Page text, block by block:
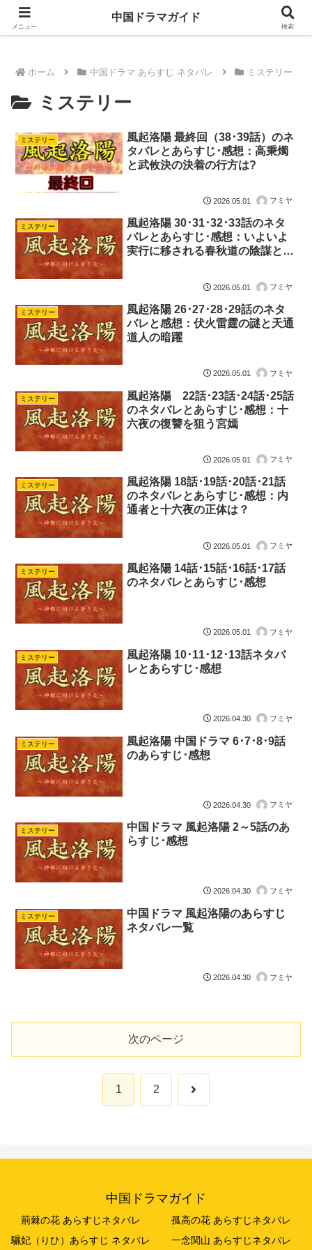
ドラマは歴史を知るともっと面白い！
ホーム 中国ドラマ あらすじ ネタバレ ミステリー
ミステリー
ミステリー
風起洛陽 最終回（38･39話）のネ
タバレとあらすじ･感想：高秉燭
と武攸決の決着の行方は?
2026.05.01 フミヤ
ミステリー
風起洛陽 30･31･32･33話のネタ
バレとあらすじ･感想：いよいよ
実行に移される春秋道の陰謀と
2026.05.01 フミヤ
ミステリー
風起洛陽 26･27･28･29話のネタ
バレと感想：伏火雷霆の謎と天通
道人の暗躍
2026.05.01 フミヤ
ミステリー
風起洛陽 22話･23話･24話･25話
のネタバレとあらすじ･感想：十
六夜の復讐を狙う宮嫣
2026.05.01 フミヤ
ミステリー
風起洛陽 18話･19話･20話･21話
のネタバレとあらすじ･感想：内
通者と十六夜の正体は？
2026.05.01 フミヤ
ミステリー
風起洛陽 14話･15話･16話･17話
のネタバレとあらすじ･感想
2026.05.01 フミヤ
ミステリー
風起洛陽 10･11･12･13話ネタバ
レとあらすじ･感想
2026.04.30 フミヤ
ミステリー
風起洛陽 中国ドラマ 6･7･8･9話
のあらすじ･感想
2026.04.30 フミヤ
ミステリー
中国ドラマ 風起洛陽 2～5話のあ
らすじ･感想
2026.04.30 フミヤ
ミステリー
中国ドラマ 風起洛陽のあらすじ
ネタバレ一覧
2026.04.30 フミヤ
次のページ
1 2 次
中国ドラマガイド
荊棘の花 あらすじネタバレ
孤高の花 あらすじネタバレ
驪妃（りひ）あらすじ ネタバレ
一念関山 あらすじネタバレ
メニュー
中国ドラマガイド
検索